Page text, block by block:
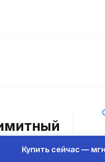
Купить сейчас —